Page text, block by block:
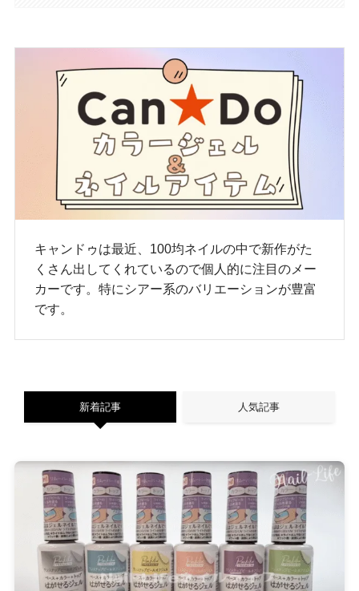
キャンドゥは最近、100均ネイルの中で新作がた
くさん出してくれているので個人的に注目のメー
カーです。特にシアー系のバリエーションが豊富
です。
新着記事 人気記事